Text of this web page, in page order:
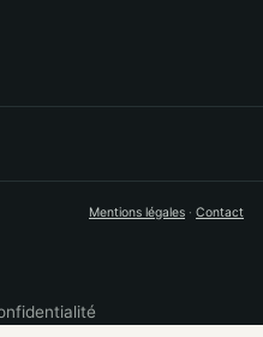
Mentions légales · Contact